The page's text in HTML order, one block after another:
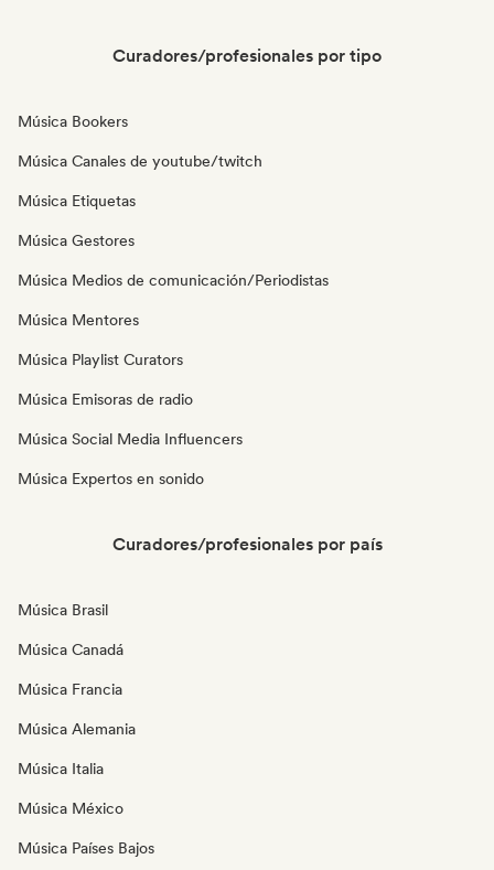
Curadores/profesionales por tipo
Música Bookers
Música Canales de youtube/twitch
Música Etiquetas
Música Gestores
Música Medios de comunicación/Periodistas
Música Mentores
Música Playlist Curators
Música Emisoras de radio
Música Social Media Influencers
Música Expertos en sonido
Curadores/profesionales por país
Música Brasil
Música Canadá
Música Francia
Música Alemania
Música Italia
Música México
Música Países Bajos